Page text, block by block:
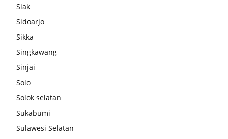
Siak
Sidoarjo
Sikka
Singkawang
Sinjai
Solo
Solok selatan
Sukabumi
Sulawesi Selatan